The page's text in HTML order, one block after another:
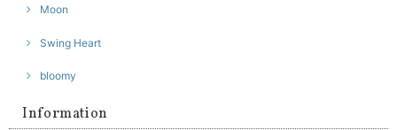
Moon
Swing Heart
bloomy
Information